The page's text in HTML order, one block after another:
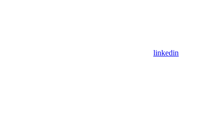
linkedin